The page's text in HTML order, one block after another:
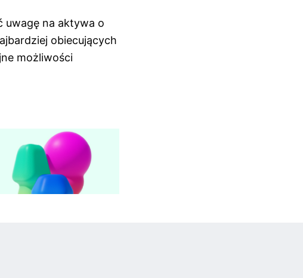
uwagę na aktywa o
obiecujących
możliwości